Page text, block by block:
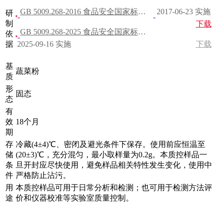
研
制
依
据
GB 5009.268-2016 食品安全国家标准 食品中多元素的测定
2017-06-23 实施
下载
GB 5009.268-2025 食品安全国家标准 食品中多元素的测定
2025-09-16 实施
下载
基
质
蔬菜粉
形
态
固态
有
效
期
18个月
存
储
条
件
冷藏(4±4)℃、密闭及避光条件下保存。使用前应恒温至
(20±3)℃，充分混匀，最小取样量为0.2g。本质控样品一
旦开封应尽快使用，避免样品相关特性发生变化，使用中
严格防止沾污。
用
途
本质控样品可用于日常分析和检测；也可用于检测方法评
价和仪器校准等实验室质量控制。